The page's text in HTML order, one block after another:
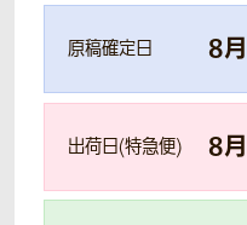
原稿確定日 8月
出荷日(特急便) 8月